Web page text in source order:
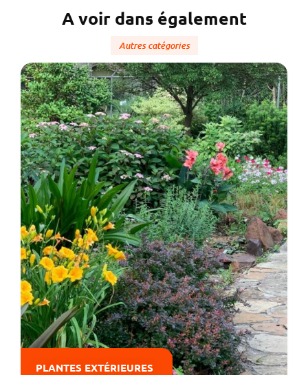
A voir dans également
Autres catégories
PLANTES EXTÉRIEURES